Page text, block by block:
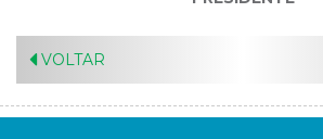
VOLTAR